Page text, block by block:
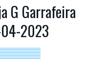
G Garrafeira
2023